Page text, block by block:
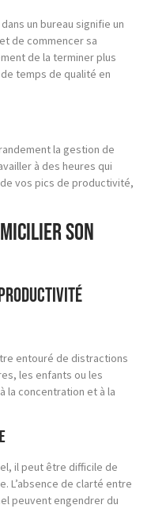
un bureau signifie un
de commencer sa
de la terminer plus
temps de qualité en
la gestion de
à des heures qui
vos pics de productivité,
son
entouré de distractions
les enfants ou les
la concentration et à la
il peut être difficile de
L’absence de clarté entre
peuvent engendrer du